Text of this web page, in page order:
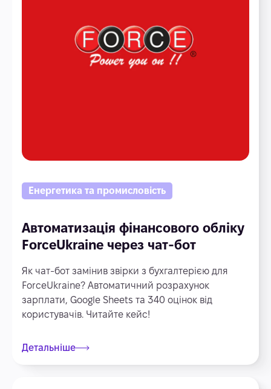
Енергетика та промисловість
Автоматизація фінансового обліку
ForceUkraine через чат-бот
Як чат-бот замінив звірки з бухгалтерією для
ForceUkraine? Автоматичний розрахунок
зарплати, Google Sheets та 340 оцінок від
користувачів. Читайте кейс!
Детальніше